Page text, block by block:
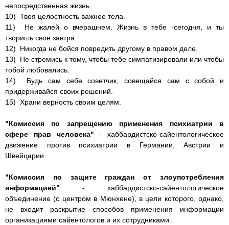
непосредственная жизнь.
10) Твоя целостность важнее тела.
11) Не жалей о вчерашнем. Жизнь в тебе -сегодня, и ты
творишь свое завтра.
12) Никогда не бойся повредить другому в правом деле.
13) Не стремись к тому, чтобы тебе симпатизировали или чтобы
тобой любовались.
14) Будь сам себе советчик, совещайся сам с собой и
придерживайся своих решений.
15) Храни верность своим целям.
"Комиссия по запрещению применения психиатрии в
сфере прав человека" - хаббардистско-сайентологическое
движение против психиатрии в Германии, Австрии и
Швейцарии.
"Комиссия по защите граждан от злоупотребления
информацией" - хаббардистско-сайентологическое
объединение (с центром в Мюнхене), в цели которого, однако,
не входит раскрытие способов применения информации
организациями сайентологов и их сотрудниками.